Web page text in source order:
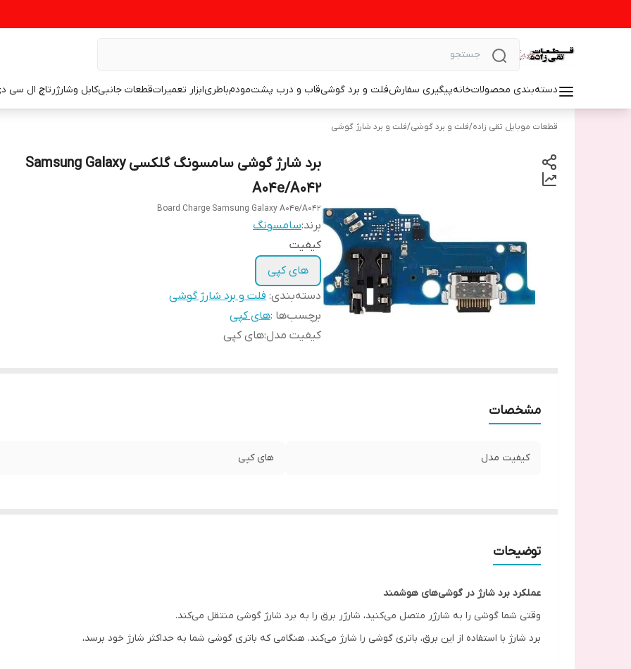
دسته‌بندی محصولاتخانهپیگیری سفارشفلت و برد گوشیقاب و درب پشتمودمباطریابزار تعمیراتقطعات جانبیکابل وشارژرتاچ ال سی
قطعات موبایل تقی زاده/فلت و برد گوشی/فلت و برد شارژ گوشی
برد شارژ گوشی سامسونگ گلکسی Samsung Galaxy
A04e/A042
Board Charge Samsung Galaxy A04e/A042
برند:سامسونگ
کیفیت
های کپی
دسته‌بندی: فلت و برد شارژ گوشی
برچسب‌ها :های کپی
کیفیت مدل:های کپی
مشخصات
کیفیت مدل های کپی
توضیحات
عملکرد برد شارژ در گوشی‌های هوشمند
وقتی شما گوشی را به شارژر متصل می‌کنید، شارژر برق را به برد شارژ گوشی منتقل می‌کند.
برد شارژ با استفاده از این برق، باتری گوشی را شارژ می‌کند. هنگامی که باتری گوشی شما به حداکثر شارژ خود برسد،